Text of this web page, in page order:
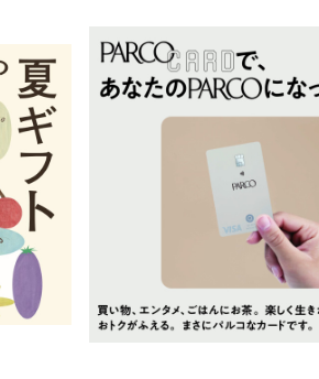
ニュース
レストラン・カフェ
TAX FREE
한국어
ภาษาไทย
日本語